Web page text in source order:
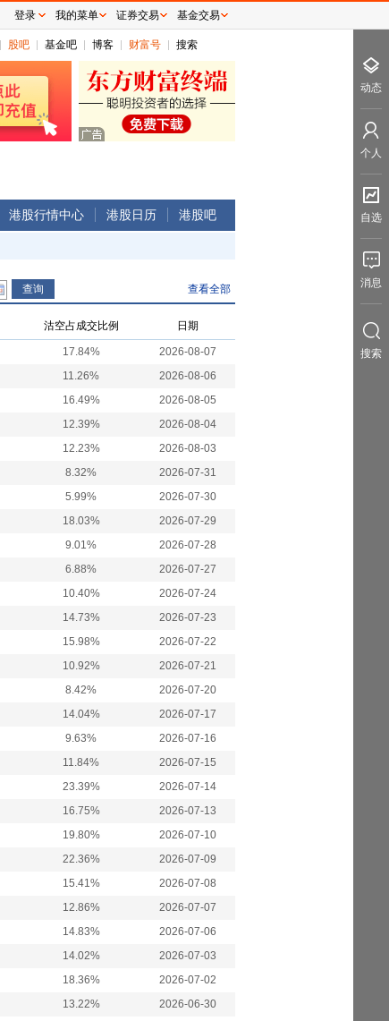
股吧 基金吧 博客 财富号 搜索
港股行情中心 港股日历 港股吧
查看全部
沽空占成交比例 日期
17.84%
2026-08-07
11.26%
2026-08-06
16.49%
2026-08-05
12.39%
2026-08-04
12.23%
2026-08-03
8.32%
2026-07-31
5.99%
2026-07-30
18.03%
2026-07-29
9.01%
2026-07-28
6.88%
2026-07-27
10.40%
2026-07-24
14.73%
2026-07-23
15.98%
2026-07-22
10.92%
2026-07-21
8.42%
2026-07-20
14.04%
2026-07-17
9.63%
2026-07-16
11.84%
2026-07-15
23.39%
2026-07-14
16.75%
2026-07-13
19.80%
2026-07-10
22.36%
2026-07-09
15.41%
2026-07-08
12.86%
2026-07-07
14.83%
2026-07-06
14.02%
2026-07-03
18.36%
2026-07-02
13.22%
2026-06-30
登录 我的菜单 证券交易 基金交易
动态
个人
自选
消息
搜索